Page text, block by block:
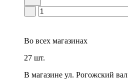
Во всех магазинах
27 шт.
В магазине ул. Рогожский вал